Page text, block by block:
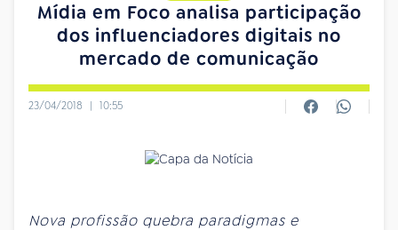
Mídia em Foco analisa participação
dos influenciadores digitais no
mercado de comunicação
23/04/2018 | 10:55
Nova profissão quebra paradigmas e